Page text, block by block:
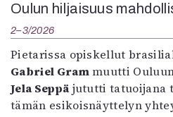
Oulun hiljaisuus
2–3/2026
Pietarissa opiskellut
Gabriel Grammuutti Ouluun
Jela Seppä jututti tatuoijana
tämän esikoisnäyttelyn